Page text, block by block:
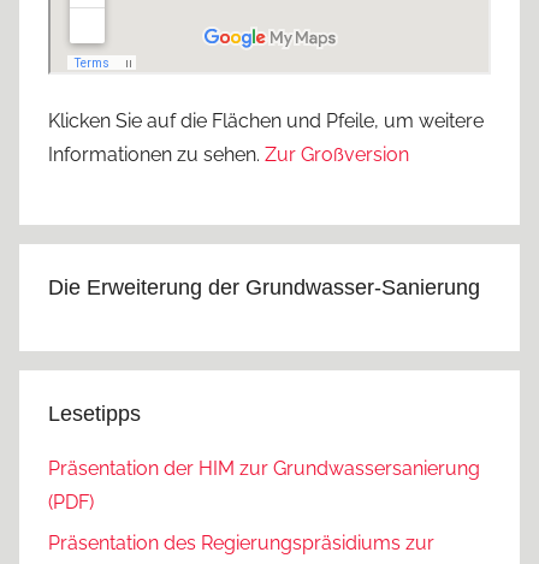
Klicken Sie auf die Flächen und Pfeile, um weitere
Informationen zu sehen. Zur Großversion
Die Erweiterung der Grundwasser-Sanierung
Lesetipps
Präsentation der HIM zur Grundwassersanierung
(PDF)
Präsentation des Regierungspräsidiums zur